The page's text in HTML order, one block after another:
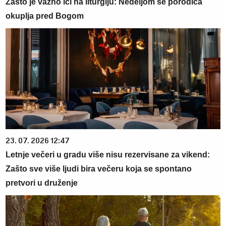
okuplja pred Bogom
23. 07. 2026 12:47
Letnje večeri u gradu više nisu rezervisane za vikend:
Zašto sve više ljudi bira večeru koja se spontano
pretvori u druženje